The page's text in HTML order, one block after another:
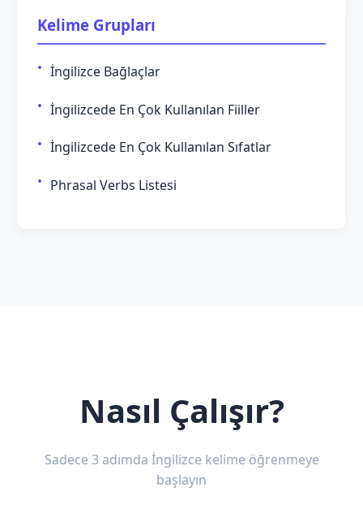
Kelime Grupları
İngilizce Bağlaçlar
İngilizcede En Çok Kullanılan Fiiller
İngilizcede En Çok Kullanılan Sıfatlar
Phrasal Verbs Listesi
Nasıl Çalışır?
Sadece 3 adımda İngilizce kelime öğrenmeye
başlayın